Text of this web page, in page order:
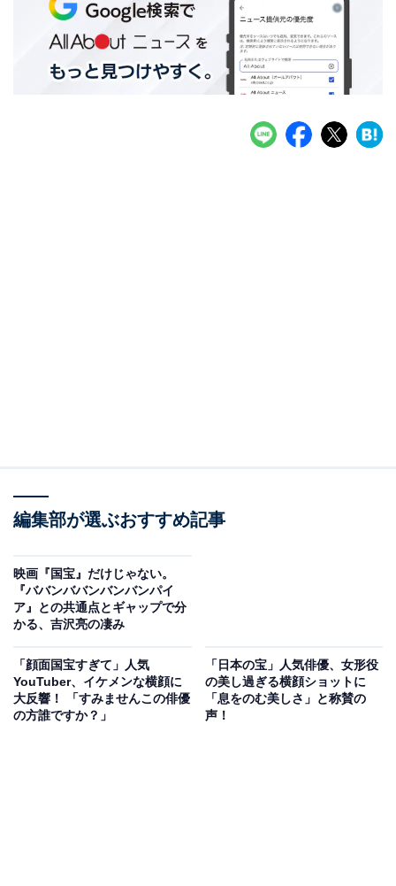
編集部が選ぶおすすめ記事
映画『国宝』だけじゃない。
『ババンババンバンバンパイ
ア』との共通点とギャップで分
かる、吉沢亮の凄み
「顔面国宝すぎて」人気
YouTuber、イケメンな横顔に
大反響！ 「すみませんこの俳優
の方誰ですか？」
「日本の宝」人気俳優、女形役
の美し過ぎる横顔ショットに
「息をのむ美しさ」と称賛の
声！